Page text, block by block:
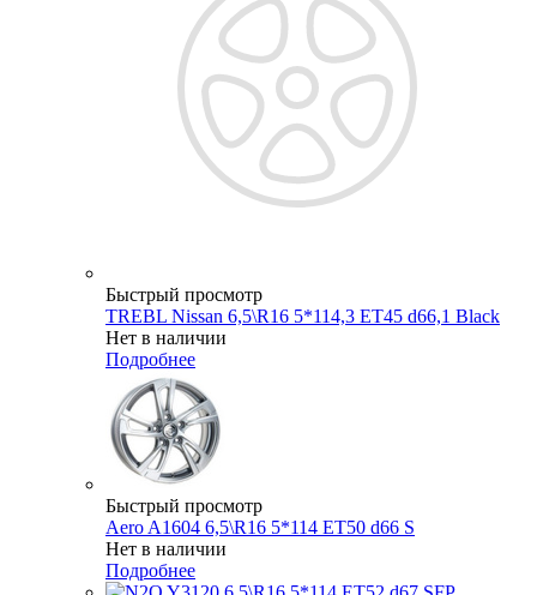
Быстрый просмотр
TREBL Nissan 6,5\R16 5*114,3 ET45 d66,1 Black
Нет в наличии
Подробнее
Быстрый просмотр
Aero A1604 6,5\R16 5*114 ET50 d66 S
Нет в наличии
Подробнее